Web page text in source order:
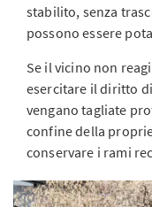
stabilito, senza
possono essere
Se il vicino non
esercitare il diritto
vengano tagliate
confine della
conservare i rami